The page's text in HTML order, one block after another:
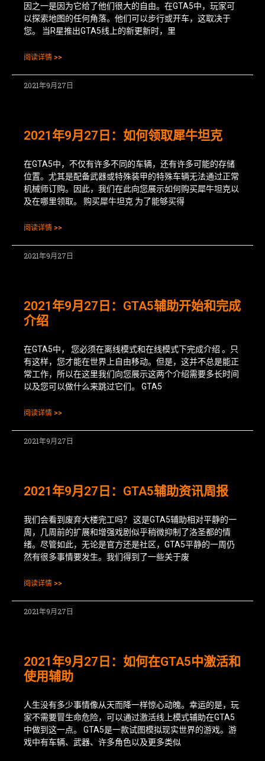
因之一是因为它给了他们很大的自由。在GTA5中，玩家可
以探索地图的任何角落。他们可以步行或开车，这取决于
您。 当R星推出GTA5线上的新更新时，里
阅读详情 >>
2021年9月27日
2021年9月27日：如何领取犀牛坦克
在GTA5中，不仅有许多不同的车辆，还有许多可能的存储
位置。尤其是配备武器或特殊装甲的特殊车辆无法通过正常
机械师订购。因此，我们在此向您展示如何购买犀牛坦克以
及在哪里领取。 购买犀牛坦克 为了能够买得
阅读详情 >>
2021年9月27日
2021年9月27日：GTA5辅助开始和完成
介绍
在GTA5中， 您必须在离线模式和在线模式下完成介绍 。只
有这样，您才能在世界上自由移动。但是，这并不总是能正
常工作，所以在这里我们向您展示这两个介绍需要多长时间
以及您可以做什么来跳过它们。 GTA5
阅读详情 >>
2021年9月27日
2021年9月27日：GTA5辅助资讯周报
我们会看到废弃大楼完工吗？ 这是GTA5辅助相对平静的一
周，几周前的扩展和增强戏剧似乎稍微抑制了洛圣都的情
绪。尽管如此，无论是官方还是社区，GTA5平静的一周仍
然有很多事情要发生。我们得到了一些关于废
阅读详情 >>
2021年9月27日
2021年9月27日：如何在GTA5中激活和
使用辅助
人生没有多少事情像从天而降一样惊心动魄。幸运的是，玩
家不需要冒生命危险，可以通过激活线上模式辅助在GTA5
中做到这一点。 GTA5是一款试图模拟现实世界的游戏。游
戏中有车辆、武器、许多角色以及更多类似